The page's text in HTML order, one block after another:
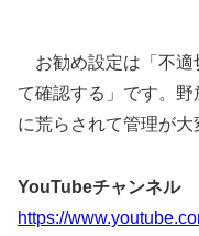
お勧め設定は「不適
て確認する」です。
に荒らされて管理が大
YouTubeチャンネル
https://